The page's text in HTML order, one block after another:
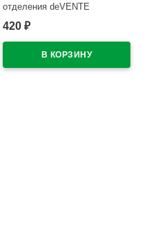
отделения deVENTE
Интроверт (Introvert)
арт.7020669
420 ₽